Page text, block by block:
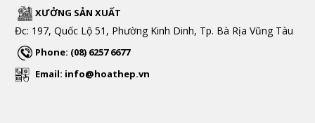
XƯỞNG SẢN XUẤT
Đc: 197, Quốc Lộ 51, Phường Kinh Dinh, Tp. Bà Rịa Vũng Tàu
Phone: (08) 6257 6677
Email: info@hoathep.vn